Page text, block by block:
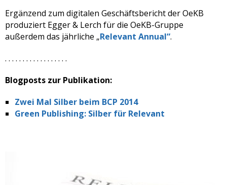
Ergänzend zum digitalen Geschäftsbericht der OeKB
produziert Egger & Lerch für die OeKB-Gruppe
außerdem das jährliche „Relevant Annual“.
. . . . . . . . . . . . . . . . . .
Blogposts zur Publikation:
Zwei Mal Silber beim BCP 2014
Green Publishing: Silber für Relevant